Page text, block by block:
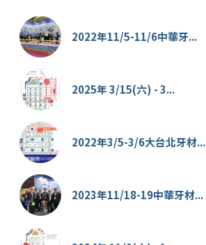
2022年11/5-11/6中華牙...
2025年 3/15(六) - 3...
2022年3/5-3/6大台北牙材...
2023年11/18-19中華牙材...